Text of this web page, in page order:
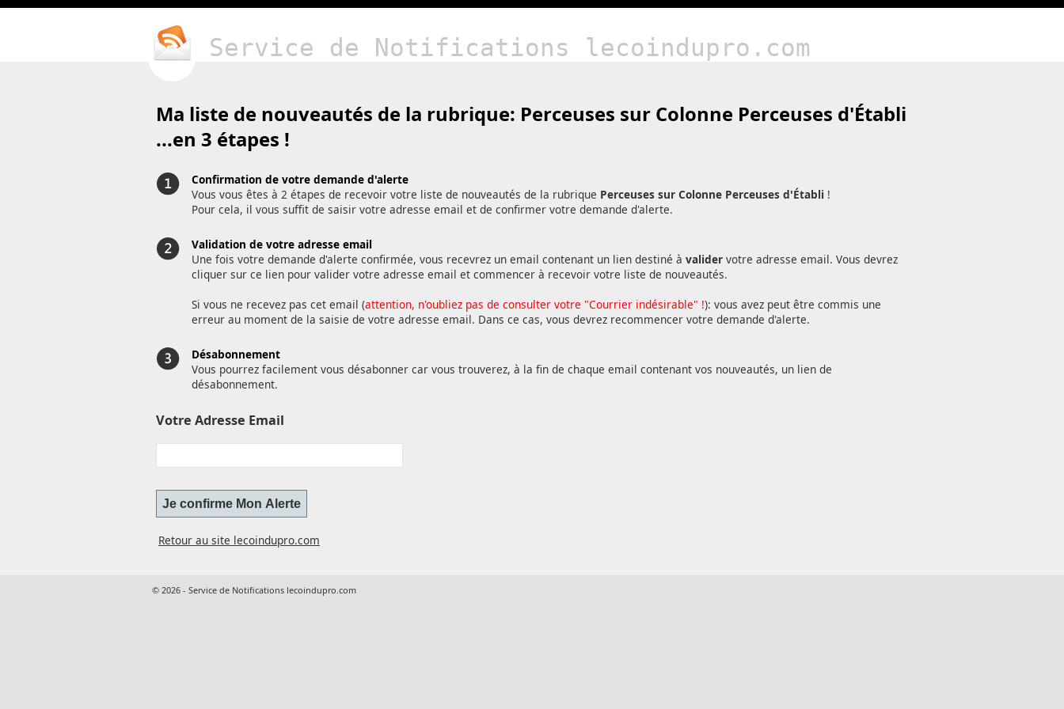
Service de Notifications lecoindupro.com
Ma liste de nouveautés de la rubrique: Perceuses sur Colonne Perceuses d'Établi
...en 3 étapes !
Confirmation de votre demande d'alerte
Vous vous êtes à 2 étapes de recevoir votre liste de nouveautés de la rubrique Perceuses sur Colonne Perceuses d'Établi !
Pour cela, il vous suffit de saisir votre adresse email et de confirmer votre demande d'alerte.
Validation de votre adresse email
Une fois votre demande d'alerte confirmée, vous recevrez un email contenant un lien destiné à valider votre adresse email. Vous devrez
cliquer sur ce lien pour valider votre adresse email et commencer à recevoir votre liste de nouveautés.
Si vous ne recevez pas cet email (attention, n'oubliez pas de consulter votre "Courrier indésirable" !): vous avez peut être commis une
erreur au moment de la saisie de votre adresse email. Dans ce cas, vous devrez recommencer votre demande d'alerte.
Désabonnement
Vous pourrez facilement vous désabonner car vous trouverez, à la fin de chaque email contenant vos nouveautés, un lien de
désabonnement.
Votre Adresse Email
Retour au site lecoindupro.com
© 2026 - Service de Notifications lecoindupro.com